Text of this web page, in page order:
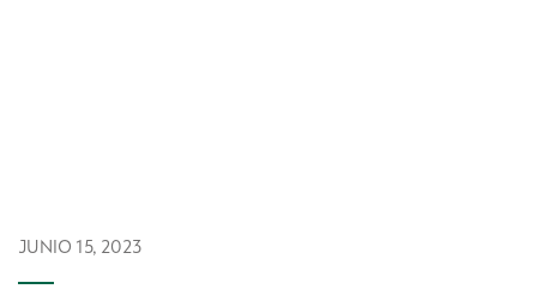
JUNIO 15, 2023